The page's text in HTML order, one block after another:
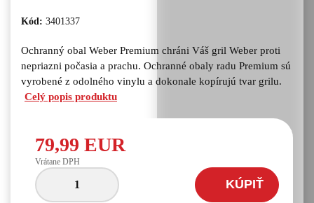
Kód: 3401337
Ochranný obal Weber Premium chráni Váš gril Weber proti
nepriazni počasia a prachu. Ochranné obaly radu Premium sú
vyrobené z odolného vinylu a dokonale kopírujú tvar grilu.
Celý popis produktu
79,99 EUR
Vrátane DPH
KÚPIŤ